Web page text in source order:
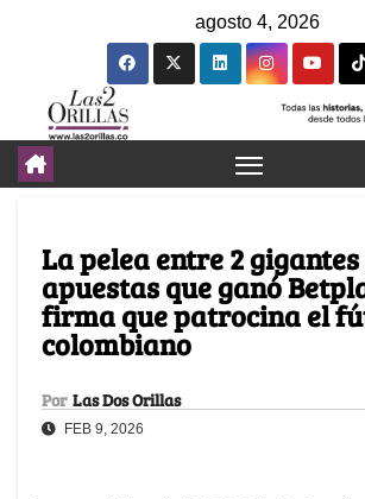
agosto 4, 2026
La pelea entre 2
apuestas que ganó
firma que patrocina el
colombiano
Por Las Dos Orillas
FEB 9, 2026